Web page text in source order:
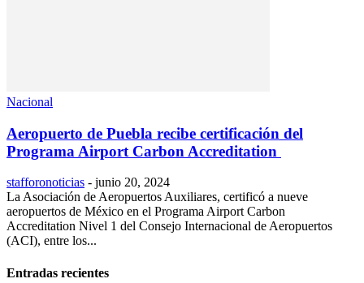
Nacional
Aeropuerto de Puebla recibe certificación del
Programa Airport Carbon Accreditation
stafforonoticias - junio 20, 2024
La Asociación de Aeropuertos Auxiliares, certificó a nueve
aeropuertos de México en el Programa Airport Carbon
Accreditation Nivel 1 del Consejo Internacional de Aeropuertos
(ACI), entre los...
Entradas recientes